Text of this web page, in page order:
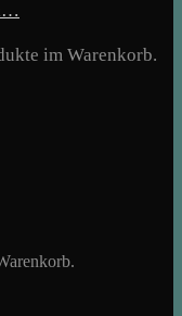
im Warenkorb.